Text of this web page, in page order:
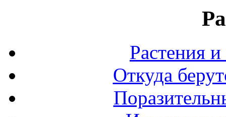
Растения
Откуда